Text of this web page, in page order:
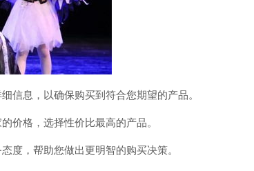
信息，以确保购买到符合您期望的产品。
价格，选择性价比最高的产品。
度，帮助您做出更明智的购买决策。